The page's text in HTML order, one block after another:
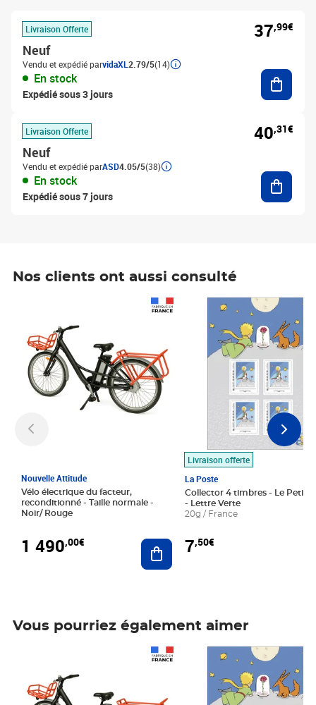
Livraison Offerte
Neuf
Vendu et expédié parvidaXL 2.79/5(14)
En stock
Expédié sous 3 jours
37,99€
Livraison Offerte
Neuf
Vendu et expédié parASD4.05/5(38)
En stock
Expédié sous 7 jours
40,31€
Nos clients ont aussi consulté
Nouvelle Attitude
Vélo électrique du facteur,
reconditionné - Taille normale -
Noir/ Rouge
1 490,00€ Ajouter au panier
Livraison offerte
La Poste
Collector 4 timbres - Le Petit
- Lettre Verte
20g / France
7,50€
Prix 7,50€
Vous pourriez également aimer
Prix 7,50€